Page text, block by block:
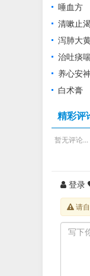
唾血方
清嗽止
泻肺大
治吐痰
养心安
白术膏
精彩评
暂无评论...
登录
请